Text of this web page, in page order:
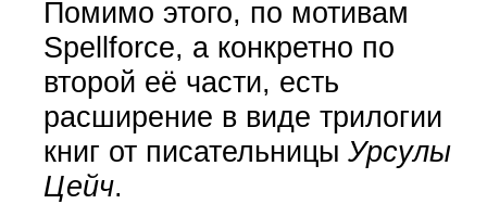
Помимо этого, по мотивам
Spellforce, а конкретно по
второй её части, есть
расширение в виде трилогии
книг от писательницы Урсулы
Цейч.